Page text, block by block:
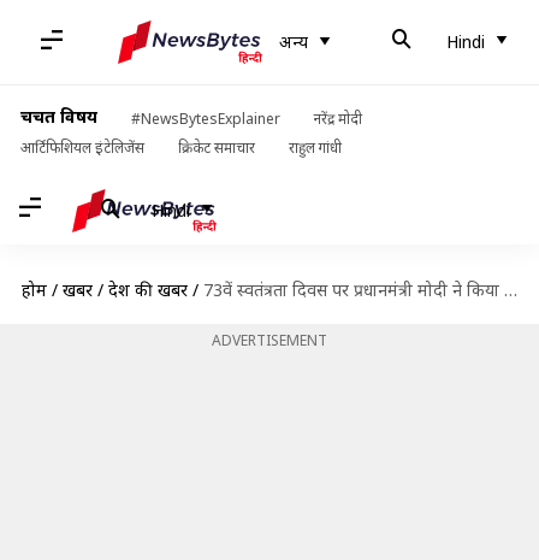
अन्य Hindi
चर्चित विषय #NewsBytesExplainer
नरेंद्र मोदी
आर्टिफिशियल इंटेलिजेंस
क्रिकेट समाचार राहुल गांधी
Hindi
होम / खबरें / देश की खबरें / 73वें स्वतंत्रता दिवस पर प्रधानमंत्री मोदी ने किया देश को संबोधित, कही ये बड़ी बातें
ADVERTISEMENT